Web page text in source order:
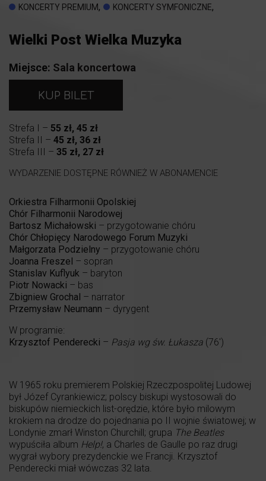
KONCERTY PREMIUM, KONCERTY SYMFONICZNE,
Wielki Post Wielka Muzyka
Miejsce: Sala koncertowa
KUP BILET
Strefa I – 55 zł, 45 zł
Strefa II – 45 zł, 36 zł
Strefa III – 35 zł, 27 zł
WYDARZENIE DOSTĘPNE RÓWNIEŻ W ABONAMENCIE
Orkiestra Filharmonii Opolskiej
Chór Filharmonii Narodowej
Bartosz Michałowski – przygotowanie chóru
Chór Chłopięcy Narodowego Forum Muzyki
Małgorzata Podzielny – przygotowanie chóru
Joanna Freszel – sopran
Stanislav Kuflyuk – baryton
Piotr Nowacki – bas
Zbigniew Grochal – narrator
Przemysław Neumann – dyrygent
W programie:
Krzysztof Penderecki – Pasja wg św. Łukasza (76′)
W 1965 roku premierem Polskiej Rzeczpospolitej Ludowej
był Józef Cyrankiewicz; polscy biskupi wystosowali do
biskupów niemieckich list-orędzie, które było milowym
krokiem na drodze do pojednania po II wojnie światowej; w
Londynie zmarł Winston Churchill; grupa The Beatles
wypuściła album Help!, a Charles de Gaulle po raz drugi
wygrał wybory prezydenckie we Francji. Krzysztof
Penderecki miał wówczas 32 lata.